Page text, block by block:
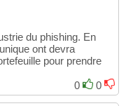
du phishing. En
ont devra
pour prendre
0
0